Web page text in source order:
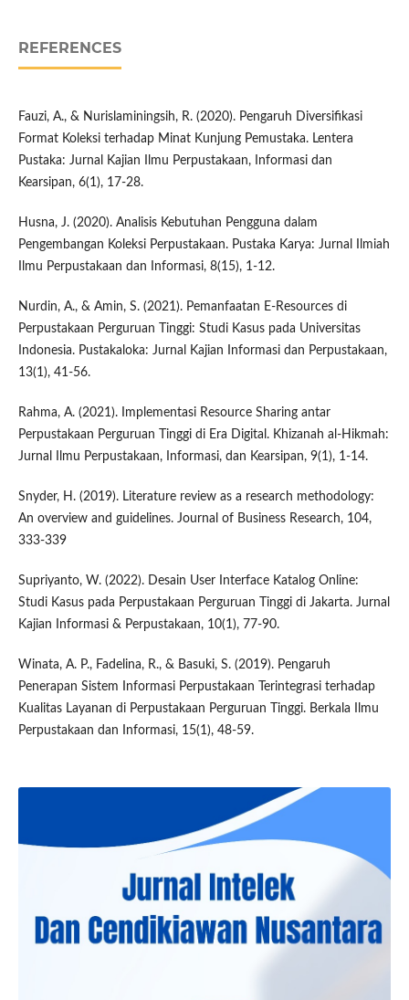
REFERENCES
Fauzi, A., & Nurislaminingsih, R. (2020). Pengaruh Diversifikasi
Format Koleksi terhadap Minat Kunjung Pemustaka. Lentera
Pustaka: Jurnal Kajian Ilmu Perpustakaan, Informasi dan
Kearsipan, 6(1), 17-28.
Husna, J. (2020). Analisis Kebutuhan Pengguna dalam
Pengembangan Koleksi Perpustakaan. Pustaka Karya: Jurnal Ilmiah
Ilmu Perpustakaan dan Informasi, 8(15), 1-12.
Nurdin, A., & Amin, S. (2021). Pemanfaatan E-Resources di
Perpustakaan Perguruan Tinggi: Studi Kasus pada Universitas
Indonesia. Pustakaloka: Jurnal Kajian Informasi dan Perpustakaan,
13(1), 41-56.
Rahma, A. (2021). Implementasi Resource Sharing antar
Perpustakaan Perguruan Tinggi di Era Digital. Khizanah al-Hikmah:
Jurnal Ilmu Perpustakaan, Informasi, dan Kearsipan, 9(1), 1-14.
Snyder, H. (2019). Literature review as a research methodology:
An overview and guidelines. Journal of Business Research, 104,
333-339
Supriyanto, W. (2022). Desain User Interface Katalog Online:
Studi Kasus pada Perpustakaan Perguruan Tinggi di Jakarta. Jurnal
Kajian Informasi & Perpustakaan, 10(1), 77-90.
Winata, A. P., Fadelina, R., & Basuki, S. (2019). Pengaruh
Penerapan Sistem Informasi Perpustakaan Terintegrasi terhadap
Kualitas Layanan di Perpustakaan Perguruan Tinggi. Berkala Ilmu
Perpustakaan dan Informasi, 15(1), 48-59.